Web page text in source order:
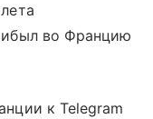
во Францию
к Telegram